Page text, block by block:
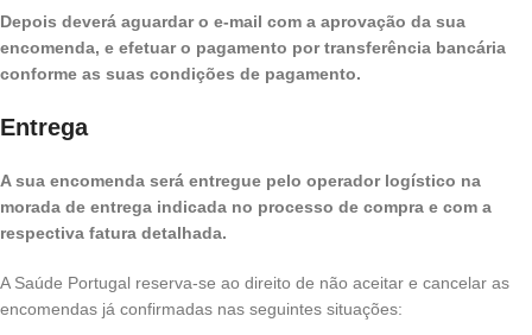
Depois deverá aguardar o e-mail com a aprovação da sua
encomenda, e efetuar o pagamento por transferência bancária
conforme as suas condições de pagamento.
Entrega
A sua encomenda será entregue pelo operador logístico na
morada de entrega indicada no processo de compra e com a
respectiva fatura detalhada.
A Saúde Portugal reserva-se ao direito de não aceitar e cancelar as
encomendas já confirmadas nas seguintes situações: